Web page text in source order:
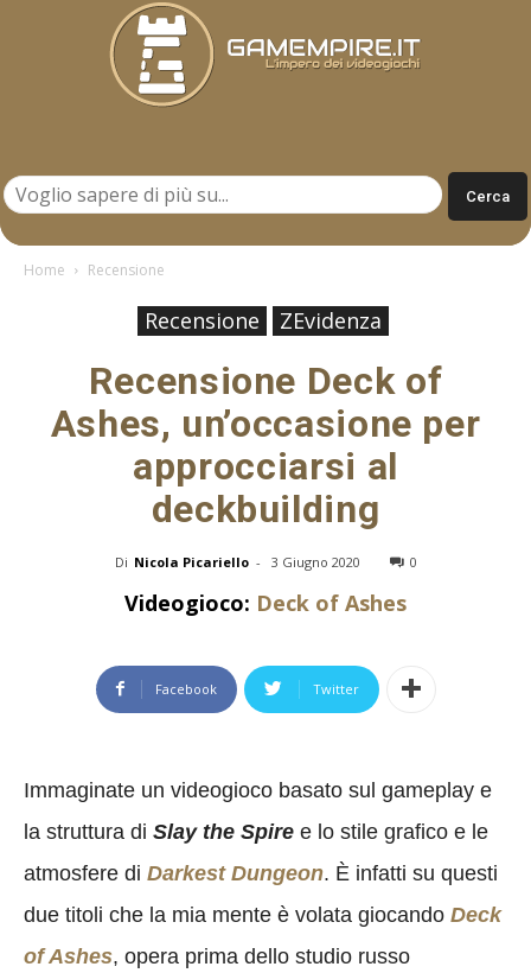
Home Recensione
Recensione ZEvidenza
Recensione Deck of
Ashes, un’occasione per
approcciarsi al
deckbuilding
Di Nicola Picariello - 3 Giugno 2020 0
Videogioco: Deck of Ashes
Facebook Twitter
Immaginate un videogioco basato sul gameplay e
la struttura di Slay the Spire e lo stile grafico e le
atmosfere di Darkest Dungeon. È infatti su questi
due titoli che la mia mente è volata giocando Deck
of Ashes, opera prima dello studio russo